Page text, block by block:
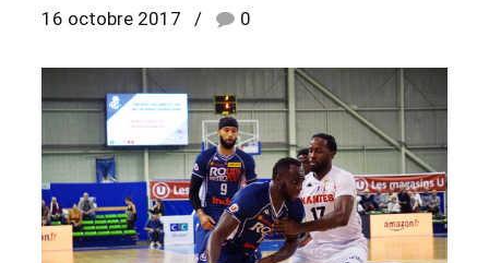
16 octobre 2017 0